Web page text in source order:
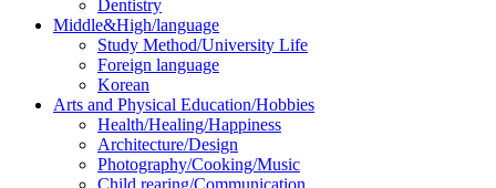
Dentistry
Middle&High/language
Study Method/University Life
Foreign language
Korean
Arts and Physical Education/Hobbies
Health/Healing/Happiness
Architecture/Design
Photography/Cooking/Music
Child rearing/Communication